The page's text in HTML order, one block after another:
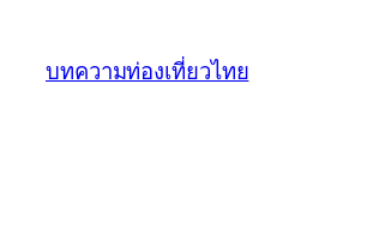
บทความท่องเที่ยวไทย